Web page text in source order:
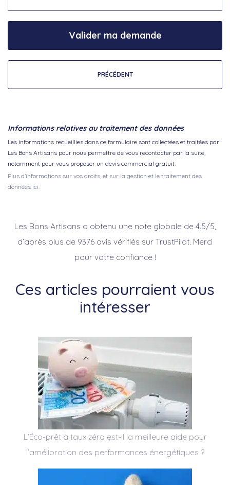
PRÉCÉDENT
Valider ma demande
Informations relatives au traitement des données
Les informations recueillies dans ce formulaire sont collectées et traitées par
Les Bons Artisans pour nous permettre de vous recontacter par la suite,
notamment pour vous proposer un devis commercial gratuit.
Plus d'informations sur vos droits, et sur la gestion et le traitement des
données ici.
Les Bons Artisans a obtenu une note globale de 4.5/5,
d’après plus de 9376 avis vérifiés sur TrustPilot. Merci
pour votre confiance !
Ces articles pourraient vous
intéresser
L’Éco-prêt à taux zéro est-il la meilleure aide pour
l’amélioration des performances énergétiques ?